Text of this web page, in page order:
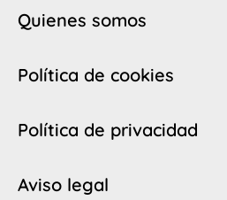
Quienes somos
Política de cookies
Política de privacidad
Aviso legal